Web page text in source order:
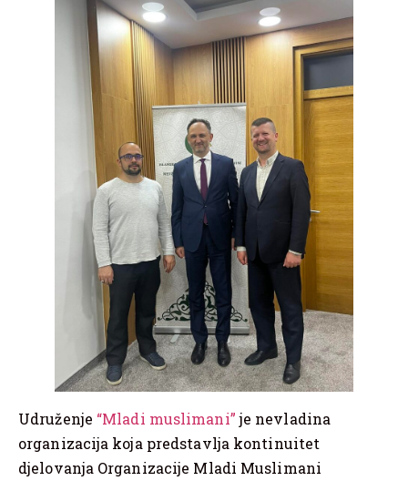
Udruženje “Mladi muslimani”je nevladina
organizacija koja predstavlja kontinuitet
djelovanja Organizacije Mladi Muslimani